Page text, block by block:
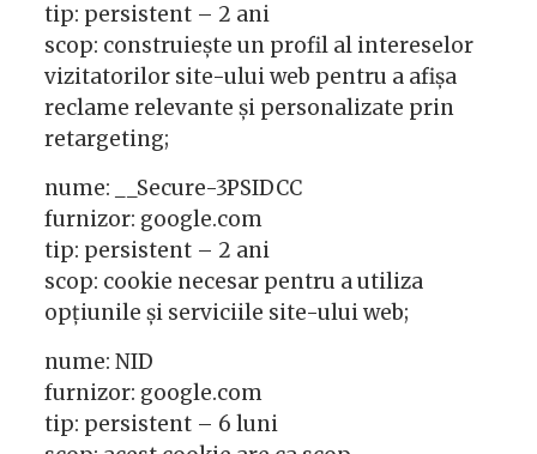
tip: persistent – 2 ani
scop: construiește un profil al intereselor
vizitatorilor site-ului web pentru a afișa
reclame relevante și personalizate prin
retargeting;
nume: __Secure-3PSIDCC
furnizor: google.com
tip: persistent – 2 ani
scop: cookie necesar pentru a utiliza
opțiunile și serviciile site-ului web;
nume: NID
furnizor: google.com
tip: persistent – 6 luni